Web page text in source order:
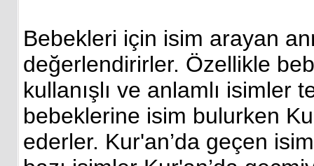
Bebekleri için isim arayan
değerlendirirler. Özellikle
kullanışlı ve anlamlı isimler
bebeklerine isim bulurken
ederler. Kur'an’da geçen